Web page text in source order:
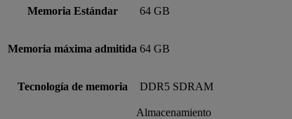
Memoria Estándar 64 GB
Memoria máxima admitida 64 GB
Tecnología de memoria DDR5 SDRAM
Almacenamiento